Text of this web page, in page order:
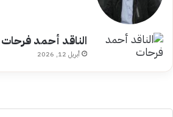
الناقد أحمد
أبريل 12, 2026